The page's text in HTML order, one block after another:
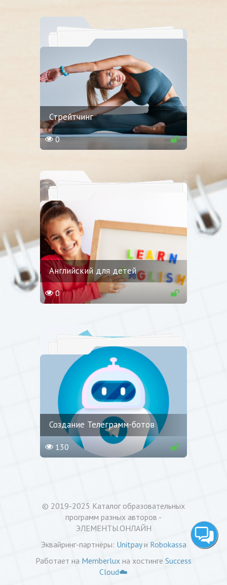
Стрейтчинг
0
Английский для детей
0
Создание Телеграмм-ботов
130
© 2019-2025 Каталог образовательных
программ разных авторов -
ЭЛЕМЕНТЫ.ОНЛАЙН
Эквайринг-партнёры: Unitpayи Robokassa
Работает на Memberlux на хостинге Success
Cloud☁️